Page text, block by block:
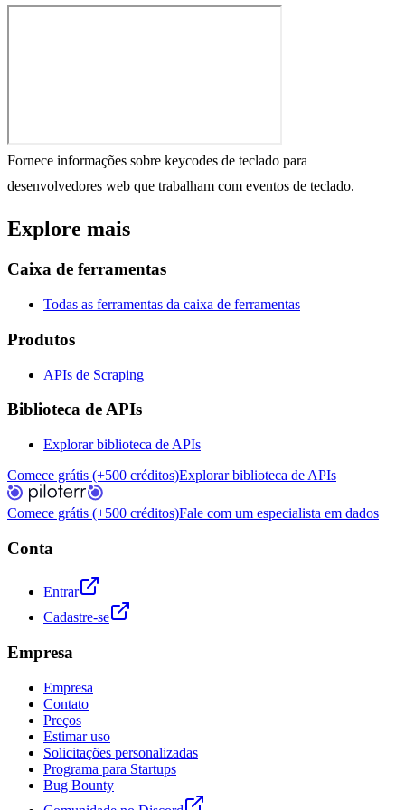
Fornece informações sobre keycodes de teclado para
desenvolvedores web que trabalham com eventos de teclado.
Explore mais
Caixa de ferramentas
Todas as ferramentas da caixa de ferramentas
Produtos
APIs de Scraping
Biblioteca de APIs
Explorar biblioteca de APIs
Comece grátis (+500 créditos)Explorar biblioteca de APIs
Comece grátis (+500 créditos)Fale com um especialista em dados
Conta
Entrar
Cadastre-se
Empresa
Empresa
Contato
Preços
Estimar uso
Solicitações personalizadas
Programa para Startups
Bug Bounty